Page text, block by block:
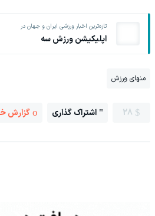
تازه‌ترین اخبار ورزشی ایران و جهان در
اپلیکیشن ورزش سه
منهای ورزش
28 اشتراک گذاری گزارش